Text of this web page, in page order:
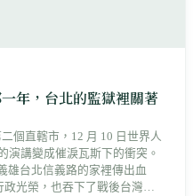
年，台北的監獄裡關著
個直轄市，12 月 10 日世界人
演講變成催淚瓦斯下的衝突。
雄台北信義路的家裡傳出血
光榮，也吞下了戰後台灣最